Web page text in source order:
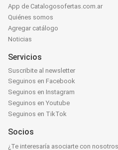
App de Catalogosofertas.com.ar
Quiénes somos
Agregar catálogo
Noticias
Servicios
Suscribite al newsletter
Seguinos en Facebook
Seguinos en Instagram
Seguinos en Youtube
Seguinos en TikTok
Socios
¿Te interesaría asociarte con